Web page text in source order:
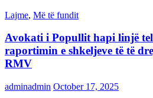
Lajme, Më të fundit
Avokati i Popullit hapi linjë
raportimin e shkeljeve të të
RMV
adminadmin October 17, 2025